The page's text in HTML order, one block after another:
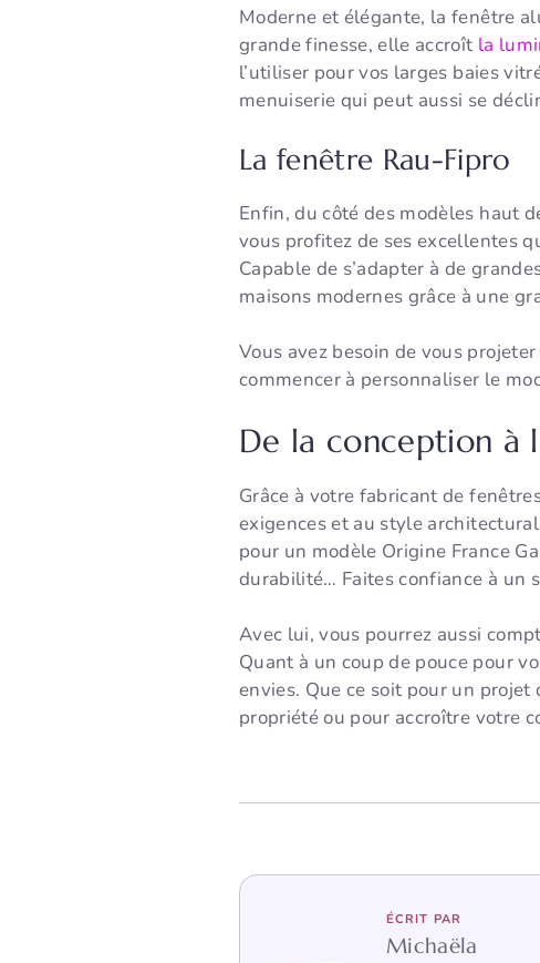
Moderne et élégante, la fenêtre
grande finesse, elle accroît la
l’utiliser pour vos larges baies
menuiserie qui peut aussi se
La fenêtre Rau-Fipro
Enfin, du côté des modèles haut
vous profitez de ses excellentes
Capable de s’adapter à de
maisons modernes grâce à une
Vous avez besoin de vous
commencer à personnaliser le
De la conception à
Grâce à votre fabricant de
exigences et au style
pour un modèle Origine France
durabilité… Faites confiance à un
Avec lui, vous pourrez aussi
Quant à un coup de pouce pour
envies. Que ce soit pour un
propriété ou pour accroître votre
ÉCRIT PAR
Michaëla